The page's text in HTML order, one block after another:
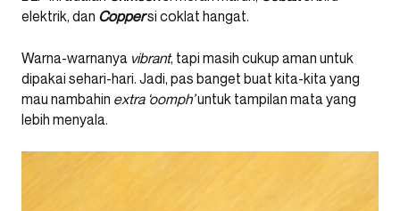
elektrik, dan Coppersi coklat hangat.
Warna-warnanya vibrant, tapi masih cukup aman untuk
dipakai sehari-hari. Jadi, pas banget buat kita-kita yang
mau nambahin extra ‘oomph’untuk tampilan mata yang
lebih menyala.